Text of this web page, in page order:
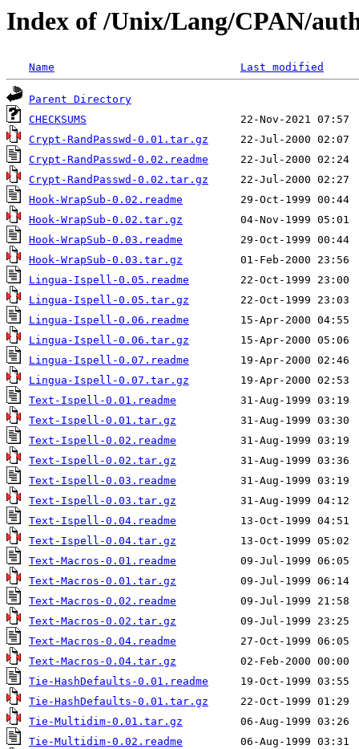
Index of /Unix/Lang/CPAN/
Name Last modified
Parent Directory
CHECKSUMS
Crypt-RandPasswd-0.01.tar.gz
Crypt-RandPasswd-0.02.readme
Crypt-RandPasswd-0.02.tar.gz
Hook-WrapSub-0.02.readme
Hook-WrapSub-0.02.tar.gz
Hook-WrapSub-0.03.readme
Hook-WrapSub-0.03.tar.gz
Lingua-Ispell-0.05.readme
Lingua-Ispell-0.05.tar.gz
Lingua-Ispell-0.06.readme
Lingua-Ispell-0.06.tar.gz
Lingua-Ispell-0.07.readme
Lingua-Ispell-0.07.tar.gz
Text-Ispell-0.01.readme
Text-Ispell-0.01.tar.gz
Text-Ispell-0.02.readme
Text-Ispell-0.02.tar.gz
Text-Ispell-0.03.readme
Text-Ispell-0.03.tar.gz
Text-Ispell-0.04.readme
Text-Ispell-0.04.tar.gz
Text-Macros-0.01.readme
Text-Macros-0.01.tar.gz
Text-Macros-0.02.readme
Text-Macros-0.02.tar.gz
Text-Macros-0.04.readme
Text-Macros-0.04.tar.gz
Tie-HashDefaults-0.01.readme
Tie-HashDefaults-0.01.tar.gz
Tie-Multidim-0.01.tar.gz
Tie-Multidim-0.02.readme